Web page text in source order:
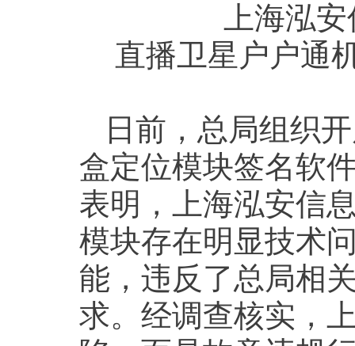
上海泓
直播卫星户户通
日前，总局组织
盒定位模块签名软
表明，上海泓安信
模块存在明显技术
能，违反了总局相
求。经调查核实，